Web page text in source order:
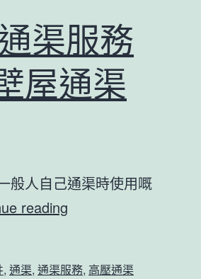
渠服務
屋通渠
般人自己通渠時使用嘅
reading
, 通渠, 通渠服務, 高壓通渠